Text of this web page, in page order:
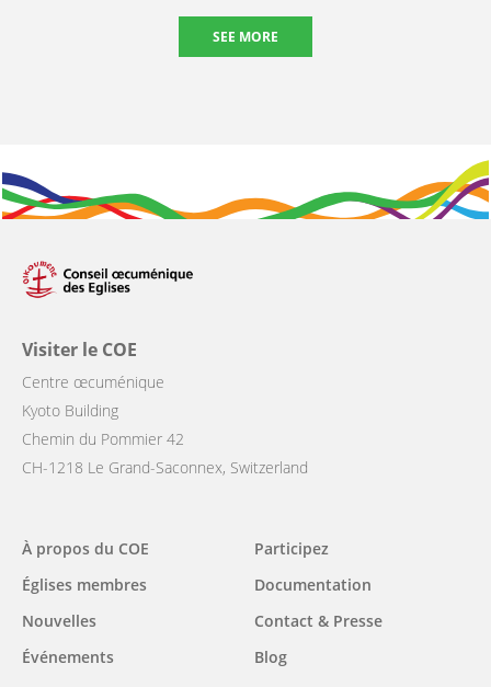
SEE MORE
Visiter le COE
Centre œcuménique
Kyoto Building
Chemin du Pommier 42
CH-1218 Le Grand-Saconnex, Switzerland
Main
navigation
À propos du COE
Églises membres
Nouvelles
Événements
Participez
Documentation
Contact & Presse
Blog